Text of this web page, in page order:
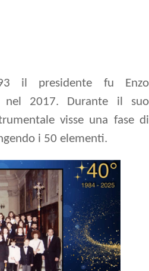
il presidente fu Enzo
nel 2017. Durante il suo
visse una fase di
i 50 elementi.